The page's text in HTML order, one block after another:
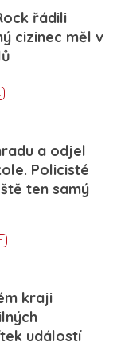
řádili
cizinec měl v
a odjel
Policisté
ten samý
kraji
událostí